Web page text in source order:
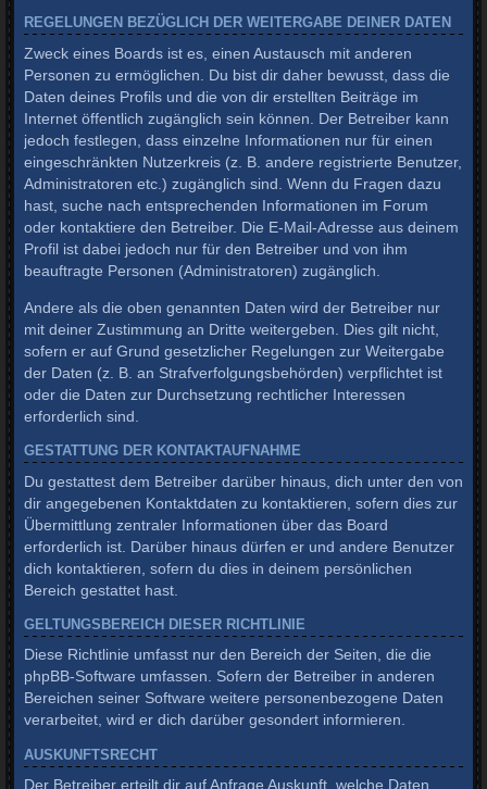
REGELUNGEN BEZÜGLICH DER WEITERGABE DEINER DATEN
Zweck eines Boards ist es, einen Austausch mit anderen
Personen zu ermöglichen. Du bist dir daher bewusst, dass die
Daten deines Profils und die von dir erstellten Beiträge im
Internet öffentlich zugänglich sein können. Der Betreiber kann
jedoch festlegen, dass einzelne Informationen nur für einen
eingeschränkten Nutzerkreis (z. B. andere registrierte Benutzer,
Administratoren etc.) zugänglich sind. Wenn du Fragen dazu
hast, suche nach entsprechenden Informationen im Forum
oder kontaktiere den Betreiber. Die E-Mail-Adresse aus deinem
Profil ist dabei jedoch nur für den Betreiber und von ihm
beauftragte Personen (Administratoren) zugänglich.
Andere als die oben genannten Daten wird der Betreiber nur
mit deiner Zustimmung an Dritte weitergeben. Dies gilt nicht,
sofern er auf Grund gesetzlicher Regelungen zur Weitergabe
der Daten (z. B. an Strafverfolgungsbehörden) verpflichtet ist
oder die Daten zur Durchsetzung rechtlicher Interessen
erforderlich sind.
GESTATTUNG DER KONTAKTAUFNAHME
Du gestattest dem Betreiber darüber hinaus, dich unter den von
dir angegebenen Kontaktdaten zu kontaktieren, sofern dies zur
Übermittlung zentraler Informationen über das Board
erforderlich ist. Darüber hinaus dürfen er und andere Benutzer
dich kontaktieren, sofern du dies in deinem persönlichen
Bereich gestattet hast.
GELTUNGSBEREICH DIESER RICHTLINIE
Diese Richtlinie umfasst nur den Bereich der Seiten, die die
phpBB-Software umfassen. Sofern der Betreiber in anderen
Bereichen seiner Software weitere personenbezogene Daten
verarbeitet, wird er dich darüber gesondert informieren.
AUSKUNFTSRECHT
Der Betreiber erteilt dir auf Anfrage Auskunft, welche Daten